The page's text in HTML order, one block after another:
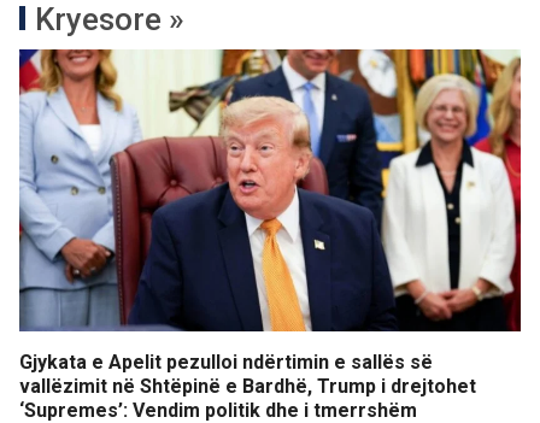
Kryesore »
Gjykata e Apelit pezulloi ndërtimin e sallës së
vallëzimit në Shtëpinë e Bardhë, Trump i drejtohet
‘Supremes’: Vendim politik dhe i tmerrshëm